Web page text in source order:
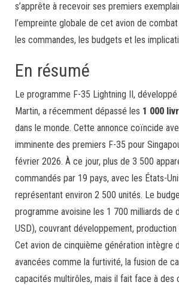
s’apprête à recevoir ses premiers
l’empreinte globale de cet avion de
les commandes, les budgets et les
En résumé
Le programme F-35 Lightning II,
Martin, a récemment dépassé les 1 000
dans le monde. Cette annonce coïncide
imminente des premiers F-35 pour
février 2026. À ce jour, plus de 3 500
commandés par 19 pays, avec les États-
représentant environ 2 500 unités. Le
programme avoisine les 1 700 milliards de
USD), couvrant développement, production
Cet avion de cinquième génération intègre
avancées comme la furtivité, la fusion de
capacités multirôles, mais il fait face à des